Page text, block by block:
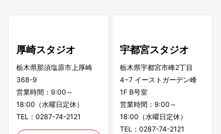
厚崎スタジオ
栃木県那須塩原市上厚崎
368-9
営業時間：9:00～
18:00（水曜日定休）
TEL：0287-74-2121
宇都宮スタジオ
栃木県宇都宮市峰2丁目
4−7 イーストガーデン峰
1F B号室
営業時間：9:00～
18:00（水曜日定休）
TEL：0287-74-2121